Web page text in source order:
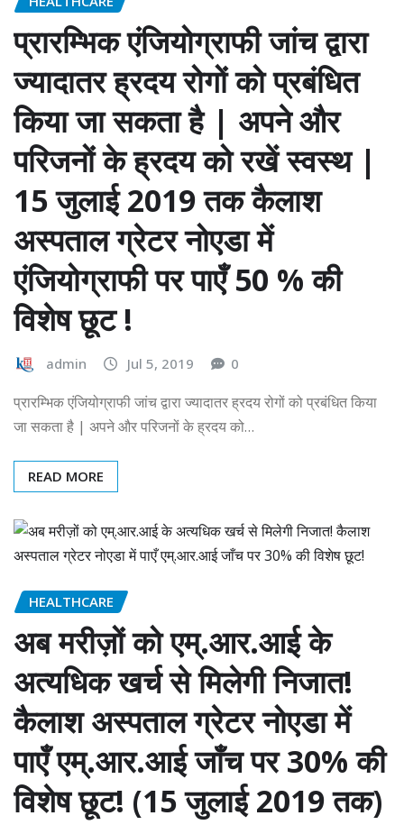
प्रारम्भिक एंजियोग्राफी जांच द्वारा
ज्यादातर ह्रदय रोगों को प्रबंधित
किया जा सकता है | अपने और
परिजनों के ह्रदय को रखें स्वस्थ |
15 जुलाई 2019 तक कैलाश
अस्पताल ग्रेटर नोएडा में
एंजियोग्राफी पर पाएँ 50 % की
विशेष छूट !
admin Jul 5, 2019 0
प्रारम्भिक एंजियोग्राफी जांच द्वारा ज्यादातर ह्रदय रोगों को प्रबंधित किया
जा सकता है | अपने और परिजनों के ह्रदय को…
READ MORE
HEALTHCARE
अब मरीज़ों को एम्.आर.आई के
अत्यधिक खर्च से मिलेगी निजात!
कैलाश अस्पताल ग्रेटर नोएडा में
पाएँ एम्.आर.आई जाँच पर 30% की
विशेष छूट! (15 जुलाई 2019 तक)